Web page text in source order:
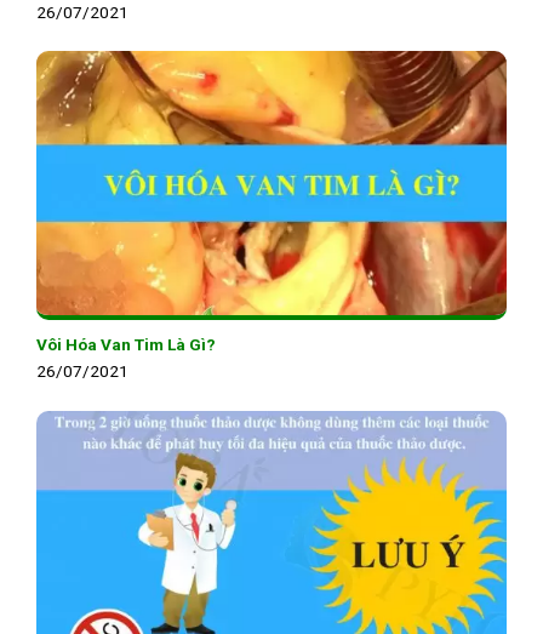
26/07/2021
Vôi Hóa Van Tim Là Gì?
26/07/2021